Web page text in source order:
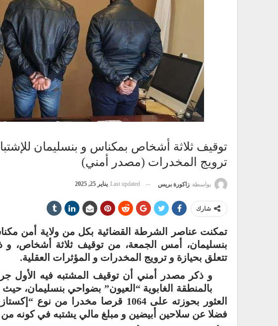
توقيف ثلاثة أشخاص بمكناس و بنسليمان
ترويج المخدرات (مصدر أمني)
بواسطة زاكورة بريس Last updated يناير 25, 2025
شارك
تمكنت عناصر الشرطة القضائية بكل من ولاية أمن
بنسليمان، أمس الجمعة، من توقيف ثلاثة أشخاص، و
تتعلق بحيازة و ترويج المخدرات و المؤثرات العقلية.
و ذكر مصدر أمني أن توقيف المشتبه فيه الأول
بالمنطقة الغابوية “العيون” بضواحي بنسليمان،
العثور بحوزته على 1064 قرصا مخدرا
فضلا عن سلاحين أبيضين و مبلغ مالي يشتبه في كونه